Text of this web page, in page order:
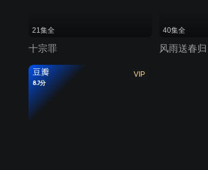
21集全
十宗罪
40集全
风雨送春归
VIP
豆瓣
8.7分